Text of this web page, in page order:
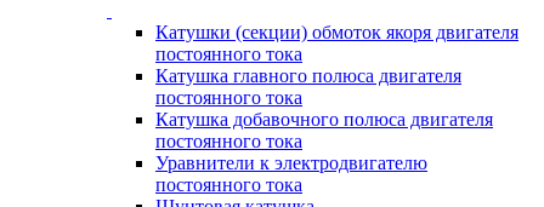
Катушки (секции) обмоток якоря двигателя
постоянного тока
Катушка главного полюса двигателя
постоянного тока
Катушка добавочного полюса двигателя
постоянного тока
Уравнители к электродвигателю
постоянного тока